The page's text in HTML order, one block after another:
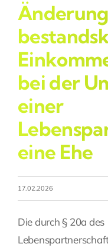
Profil
Leistungen
Team
Stellenangebote
Fragen Sie Ihre
Kontakt
Änderung
bei der
einer
eine Ehe
17.02.2026
Die durch § 20a des